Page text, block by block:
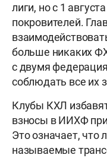
лиги, но с 1
покровителей.
больше никаких
с двумя
соблюдать все их
Клубы КХЛ
взносы в ИИХФ
Это означает, что
называемые